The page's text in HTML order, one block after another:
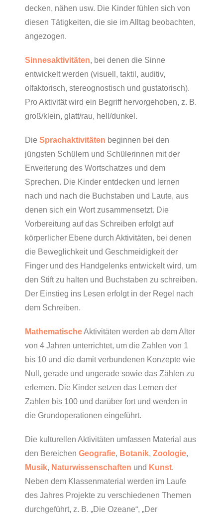
decken, nähen usw. Die Kinder fühlen sich von
diesen Tätigkeiten, die sie im Alltag beobachten,
angezogen.
Sinnesaktivitäten, bei denen die Sinne
entwickelt werden (visuell, taktil, auditiv,
olfaktorisch, stereognostisch und gustatorisch).
Pro Aktivität wird ein Begriff hervorgehoben, z. B.
groß/klein, glatt/rau, hell/dunkel.
Die Sprachaktivitäten beginnen bei den
jüngsten Schülern und Schülerinnen mit der
Erweiterung des Wortschatzes und dem
Sprechen. Die Kinder entdecken und lernen
nach und nach die Buchstaben und Laute, aus
denen sich ein Wort zusammensetzt. Die
Vorbereitung auf das Schreiben erfolgt auf
körperlicher Ebene durch Aktivitäten, bei denen
die Beweglichkeit und Geschmeidigkeit der
Finger und des Handgelenks entwickelt wird, um
den Stift zu halten und Buchstaben zu schreiben.
Der Einstieg ins Lesen erfolgt in der Regel nach
dem Schreiben.
MathematischeAktivitäten werden ab dem Alter
von 4 Jahren unterrichtet, um die Zahlen von 1
bis 10 und die damit verbundenen Konzepte wie
Null, gerade und ungerade sowie das Zählen zu
erlernen. Die Kinder setzen das Lernen der
Zahlen bis 100 und darüber fort und werden in
die Grundoperationen eingeführt.
Die kulturellen Aktivitäten umfassen Material aus
den Bereichen Geografie, Botanik, Zoologie,
Musik, Naturwissenschaften und Kunst.
Neben dem Klassenmaterial werden im Laufe
des Jahres Projekte zu verschiedenen Themen
durchgeführt, z. B. „Die Ozeane“, „Der